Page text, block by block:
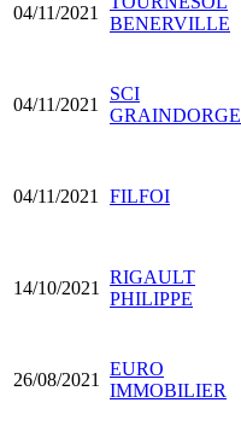
04/11/2021
BENERVILLE
04/11/2021
SCI
GRAINDORGE
04/11/2021 FILFOI
14/10/2021
RIGAULT
PHILIPPE
26/08/2021
EURO
IMMOBILIER